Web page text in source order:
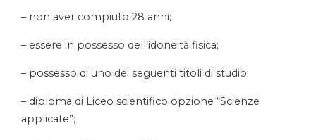
– non aver compiuto 28 anni;
– essere in possesso dell’idoneità fisica;
– possesso di uno dei seguenti titoli di studio:
– diploma di Liceo scientifico opzione “Scienze
applicate”;